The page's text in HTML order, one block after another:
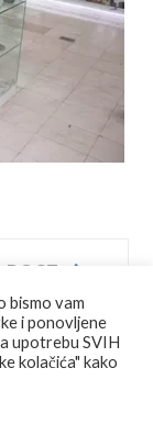
POST
bismo vam
i ponovljene
upotrebu SVIH
kolačića" kako